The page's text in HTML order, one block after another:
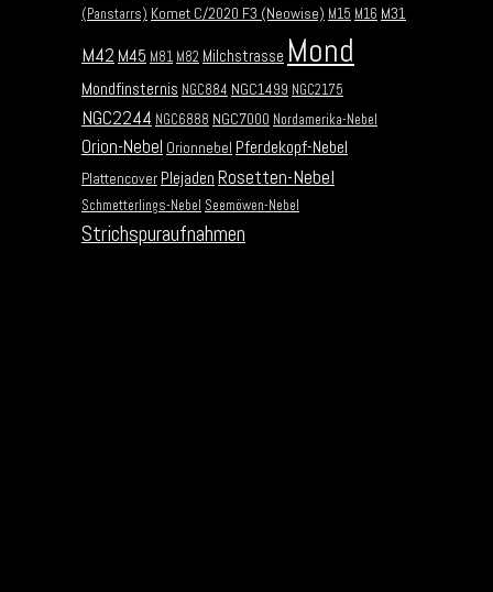
(Panstarrs) Komet C/2020 F3 (Neowise) M15 M16 M31
M42 M45 M81 M82 Milchstrasse Mond
Mondfinsternis NGC884 NGC1499 NGC2175
NGC2244 NGC6888 NGC7000 Nordamerika-Nebel
Orion-Nebel Orionnebel Pferdekopf-Nebel
Plattencover Plejaden Rosetten-Nebel
Schmetterlings-Nebel Seemöwen-Nebel
Strichspuraufnahmen